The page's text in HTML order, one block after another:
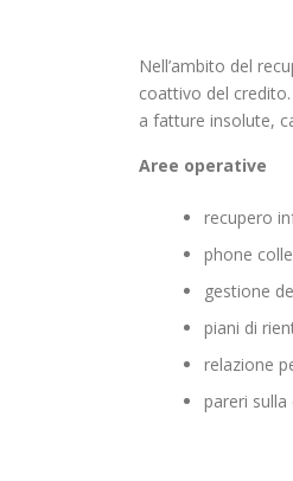
Nell’ambito del
coattivo del
a fatture insolute,
Aree operative
recupero
phone
gestione
piani di
relazione
pareri sulla